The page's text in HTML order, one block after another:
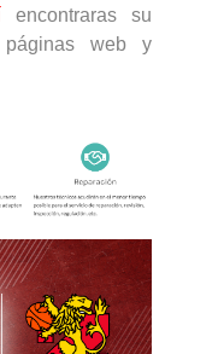
encontraras su
web y